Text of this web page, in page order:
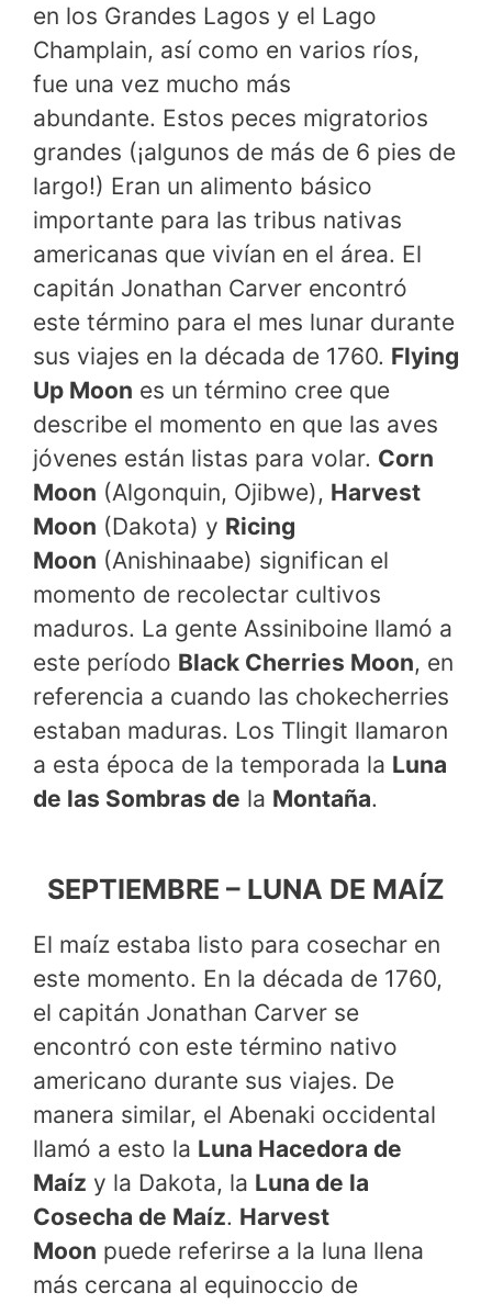
en los Grandes Lagos y el Lago
Champlain, así como en varios ríos,
fue una vez mucho más
abundante. Estos peces migratorios
grandes (¡algunos de más de 6 pies de
largo!) Eran un alimento básico
importante para las tribus nativas
americanas que vivían en el área. El
capitán Jonathan Carver encontró
este término para el mes lunar durante
sus viajes en la década de 1760. Flying
Up Moon es un término cree que
describe el momento en que las aves
jóvenes están listas para volar. Corn
Moon (Algonquin, Ojibwe), Harvest
Moon (Dakota) y Ricing
Moon (Anishinaabe) significan el
momento de recolectar cultivos
maduros. La gente Assiniboine llamó a
este período Black Cherries Moon, en
referencia a cuando las chokecherries
estaban maduras. Los Tlingit llamaron
a esta época de la temporada la Luna
de las Sombras de la Montaña.
SEPTIEMBRE – LUNA DE MAÍZ
El maíz estaba listo para cosechar en
este momento. En la década de 1760,
el capitán Jonathan Carver se
encontró con este término nativo
americano durante sus viajes. De
manera similar, el Abenaki occidental
llamó a esto la Luna Hacedora de
Maíz y la Dakota, la Luna de la
Cosecha de Maíz. Harvest
Moon puede referirse a la luna llena
más cercana al equinoccio de